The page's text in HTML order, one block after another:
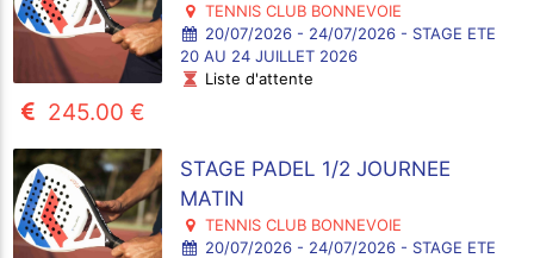
TENNIS CLUB BONNEVOIE
20/07/2026 - 24/07/2026 - STAGE ETE
20 AU 24 JUILLET 2026
Liste d'attente
245.00 €
STAGE PADEL 1/2 JOURNEE
MATIN
TENNIS CLUB BONNEVOIE
20/07/2026 - 24/07/2026 - STAGE ETE